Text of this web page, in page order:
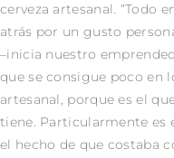
cerveza artesanal. “Todo
atrás por un gusto
–inicia nuestro
que se consigue poco en
artesanal, porque es el
tiene. Particularmente es
el hecho de que costaba